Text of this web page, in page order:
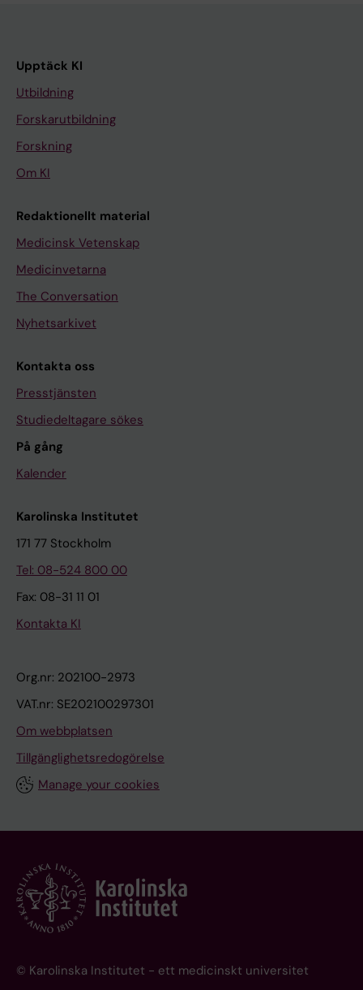
Upptäck KI
Utbildning
Forskarutbildning
Forskning
Om KI
Redaktionellt material
Medicinsk Vetenskap
Medicinvetarna
The Conversation
Nyhetsarkivet
Kontakta oss
Presstjänsten
Studiedeltagare sökes
På gång
Kalender
Karolinska Institutet
171 77 Stockholm
Tel: 08-524 800 00
Fax: 08-31 11 01
Kontakta KI
Org.nr: 202100-2973
VAT.nr: SE202100297301
Om webbplatsen
Tillgänglighetsredogörelse
Manage your cookies
© Karolinska Institutet - ett medicinskt universitet